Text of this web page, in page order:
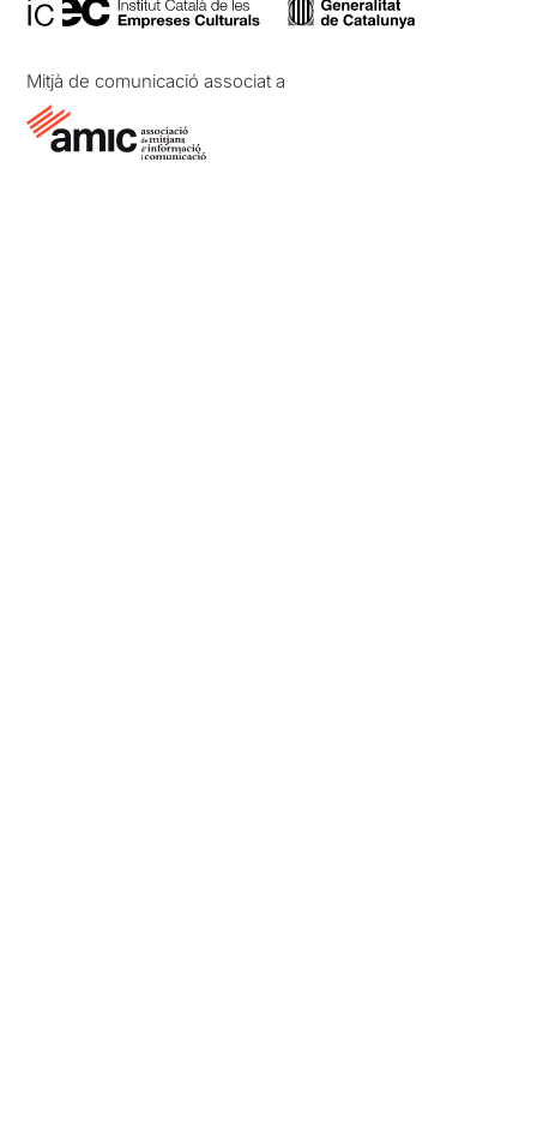
Mitjà de comunicació associat a